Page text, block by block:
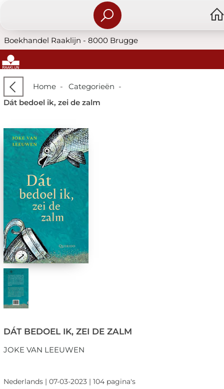
Boekhandel Raaklijn - 8000 Brugge
Home- Categorieën -
Dát bedoel ik, zei de zalm
DÁT BEDOEL IK, ZEI DE ZALM
JOKE VAN LEEUWEN
Nederlands | 07-03-2023 | 104 pagina's